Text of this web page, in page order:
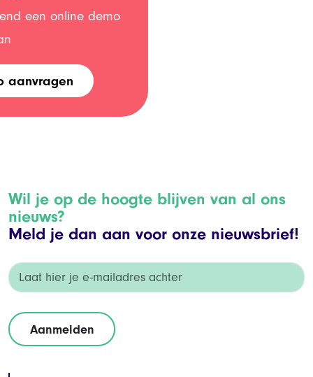
een online demo
aanvragen
Wil je op de hoogte blijven van al ons
nieuws?
Meld je dan aan voor onze nieuwsbrief!